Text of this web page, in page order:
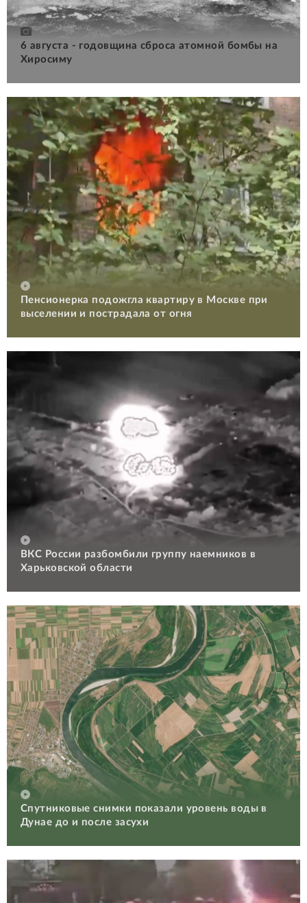
6 августа - годовщина сброса атомной бомбы на
Хиросиму
Пенсионерка подожгла квартиру в Москве при
выселении и пострадала от огня
ВКС России разбомбили группу наемников в
Харьковской области
Спутниковые снимки показали уровень воды в
Дунае до и после засухи